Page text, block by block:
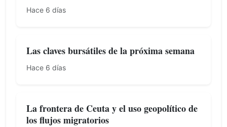
Hace 6 días
Las claves bursátiles de la próxima semana
Hace 6 días
La frontera de Ceuta y el uso geopolítico de
los flujos migratorios